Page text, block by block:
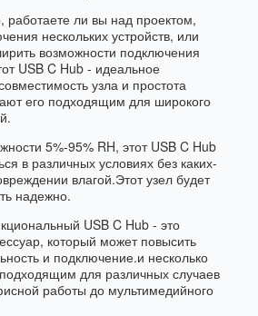
работаете ли вы над проектом,
нескольких устройств, или
возможности подключения
USB C Hub - идеальное
узла и простота
его подходящим для широкого
5%-95% RH, этот USB C Hub
в различных условиях без каких-
влагой.Этот узел будет
надежно.
USB C Hub - это
который может повысить
и подключение.и несколько
для различных случаев
работы до мультимедийного